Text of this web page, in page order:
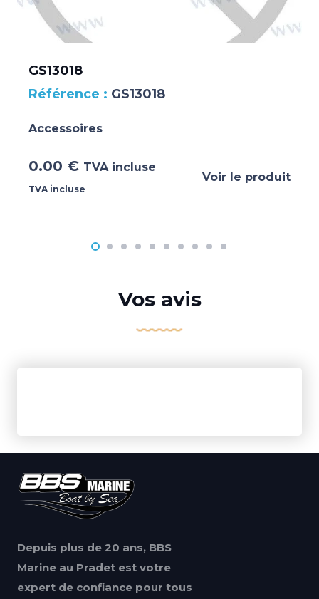
GS13018
GS13018
Accessoires
0.00 € TVA incluse
TVA incluse
Voir le produit
Vos avis
Depuis plus de 20 ans, BBS
Marine au Pradet est votre
expert de confiance pour tous